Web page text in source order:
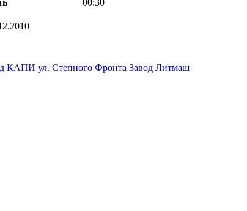
00:30
КАПИ ул. Степного Фронта Завод Литмаш